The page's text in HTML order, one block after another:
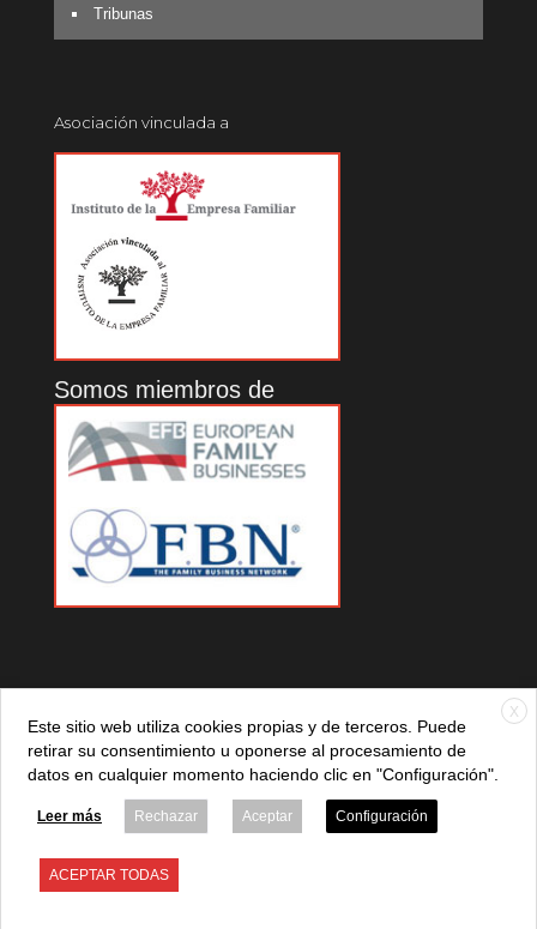
Tribunas
Asociación vinculada a
Somos miembros de
© 2021 ADEFAN. Todos los derechos reservados. 621 236
881 |Política de privacidad|Aviso legal |Política de cookies
X
Este sitio web utiliza cookies propias y de terceros. Puede
retirar su consentimiento u oponerse al procesamiento de
datos en cualquier momento haciendo clic en "Configuración".
Leer más Rechazar Aceptar Configuración
ACEPTAR TODAS